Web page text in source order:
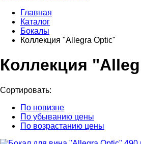
Главная
Каталог
Бокалы
Коллекция "Allegra Optic"
Коллекция
Сортировать:
По новизне
По убыванию цены
По возрастанию цены